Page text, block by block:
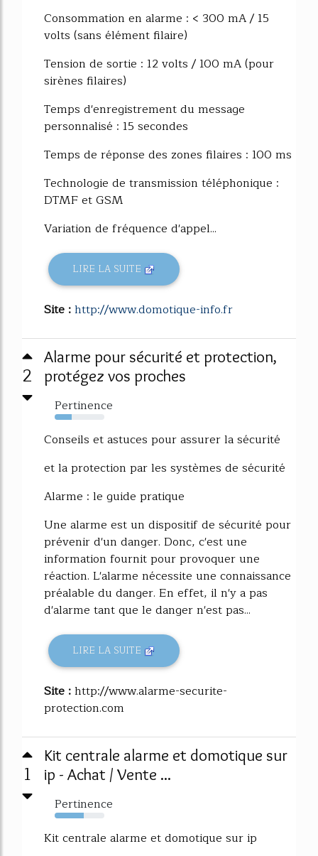
Consommation en alarme : < 300 mA / 15
volts (sans élément filaire)
Tension de sortie : 12 volts / 100 mA (pour
sirènes filaires)
Temps d'enregistrement du message
personnalisé : 15 secondes
Temps de réponse des zones filaires : 100 ms
Technologie de transmission téléphonique :
DTMF et GSM
Variation de fréquence d'appel...
LIRE LA SUITE
Site :http://www.domotique-info.fr
2
Alarme pour sécurité et protection,
protégez vos proches
Pertinence
34%
Conseils et astuces pour assurer la sécurité
et la protection par les systèmes de sécurité
Alarme : le guide pratique
Une alarme est un dispositif de sécurité pour
prévenir d'un danger. Donc, c'est une
information fournit pour provoquer une
réaction. L'alarme nécessite une connaissance
préalable du danger. En effet, il n'y a pas
d'alarme tant que le danger n'est pas...
LIRE LA SUITE
Site :http://www.alarme-securite-
protection.com
1
Kit centrale alarme et domotique sur
ip - Achat / Vente ...
Pertinence
59%
Kit centrale alarme et domotique sur ip